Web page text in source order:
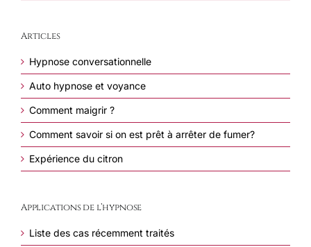
Articles
Hypnose conversationnelle
Auto hypnose et voyance
Comment maigrir ?
Comment savoir si on est prêt à arrêter de fumer?
Expérience du citron
Applications de l’hypnose
Liste des cas récemment traités